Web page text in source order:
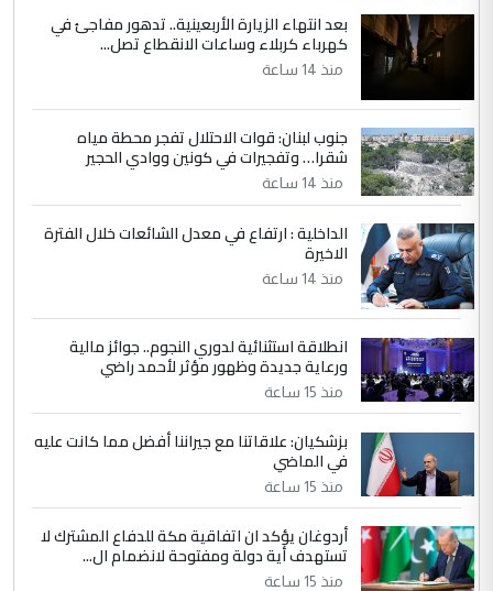
الاستماع للمدير ومغرفة ...
الموضوع :
وزير الصحة يعفي مدير مستشفى الكرخ
العام في بغداد
4 سردار
التعليق : واحد من عصابة علي ماما يسقط
جنسية الرافد الثالث للعراق ومن اصول عريقة
الموضوع :
الجواهري يرد على صدام حسين سل
مضجعيك يابن الزنا (نص كامل)
5 سردار
التعليق : واحد من عصابة علي ماما يسقط
جنسية الرافد الثالث للعراق ومن اصول عريقة
الموضوع :
الجواهري يرد على صدام حسين سل
مضجعيك يابن الزنا (نص كامل)
بعد انتهاء الزيارة الأربعينية.. تدهور مفاجئ في
كهرباء كربلاء وساعات الانقطاع تصل...
منذ 14 ساعة
جنوب لبنان: قوات الاحتلال تفجر محطة مياه
شقرا… وتفجيرات في كونين ووادي الحجير
منذ 14 ساعة
الداخلية : ارتفاع في معدل الشائعات خلال الفترة
الاخيرة
منذ 14 ساعة
انطلاقة استثنائية لدوري النجوم.. جوائز مالية
ورعاية جديدة وظهور مؤثر لأحمد راضي
منذ 15 ساعة
بزشكيان: علاقاتنا مع جيراننا أفضل مما كانت عليه
في الماضي
منذ 15 ساعة
أردوغان يؤكد ان اتفاقية مكة للدفاع المشترك لا
تستهدف أية دولة ومفتوحة لانضمام ال...
منذ 15 ساعة